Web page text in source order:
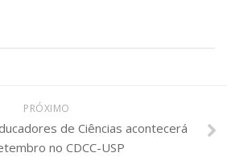
PRÓXIMO
de Ciências acontecerá
no CDCC-USP